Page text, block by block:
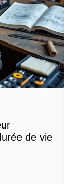
de vie